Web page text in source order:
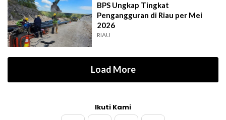
BPS Ungkap Tingkat
Pengangguran di Riau per Mei
2026
RIAU
Load More
Ikuti Kami